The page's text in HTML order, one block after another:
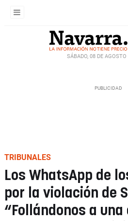
SÁBADO, 08 DE
TRIBUNALES
Los WhatsApp de
por la violación de
“Follándonos a